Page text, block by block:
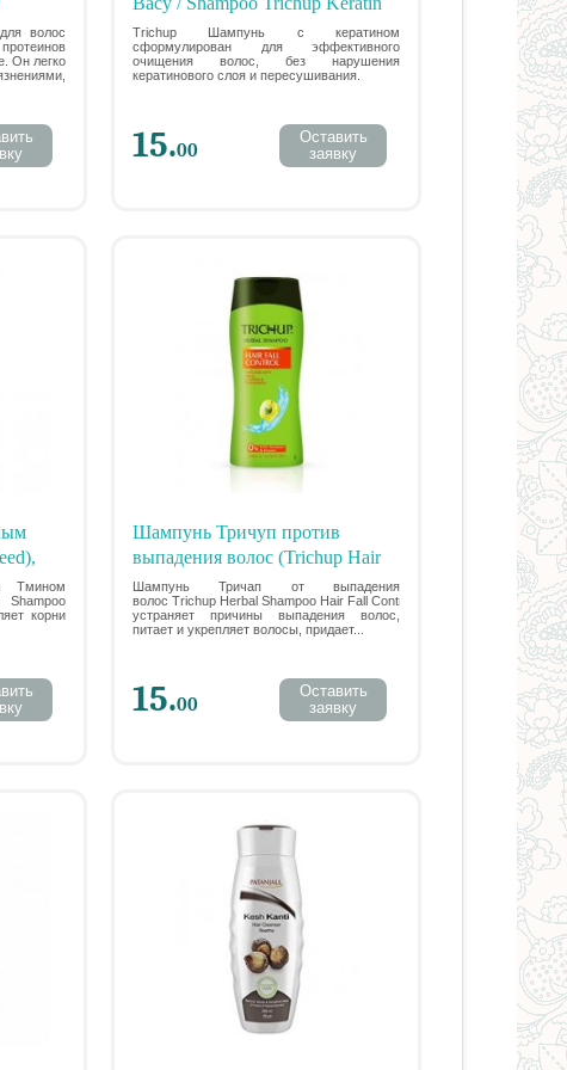
|
волос
Он легко
Vasu - 200 мл (Восстановление
поврежденных волос)
Trichup Шампунь с кератином
сформулирован для эффективного
очищения волос, без нарушения
кератинового слоя и пересушивания.
15.00
Оставить
заявку
Тмином
корни
Шампунь Тричуп против
выпадения волос (Trichup Hair
Fall Control), 200 мл 0% SLES,
Parabens, Dioxane
Шампунь Тричап от выпадения
волос Trichup Herbal Shampoo Hair Fall Control -
устраняет причины выпадения волос,
питает и укрепляет волосы, придает...
15.00
Оставить
заявку